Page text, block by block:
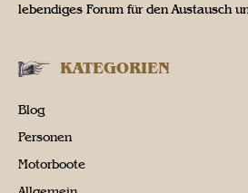
lebendiges Forum für den Austausch
KATEGORIEN
Blog
Personen
Motorboote